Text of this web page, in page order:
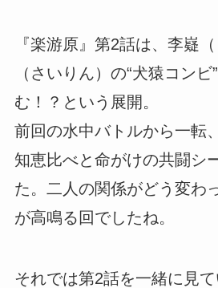
『楽游原』第2話は、李嶷
（さいりん）の“犬猿コン
む！？という展開。
前回の水中バトルから一転
知恵比べと命がけの共闘シ
た。二人の関係がどう変わ
が高鳴る回でしたね。
それでは第2話を一緒に見て